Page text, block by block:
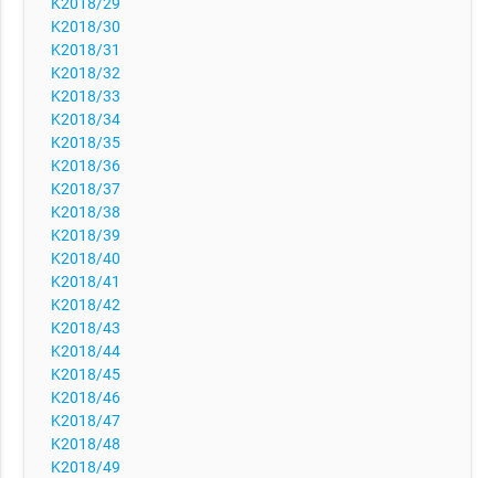
K2018/30
K2018/31
K2018/32
K2018/33
K2018/34
K2018/35
K2018/36
K2018/37
K2018/38
K2018/39
K2018/40
K2018/41
K2018/42
K2018/43
K2018/44
K2018/45
K2018/46
K2018/47
K2018/48
K2018/49